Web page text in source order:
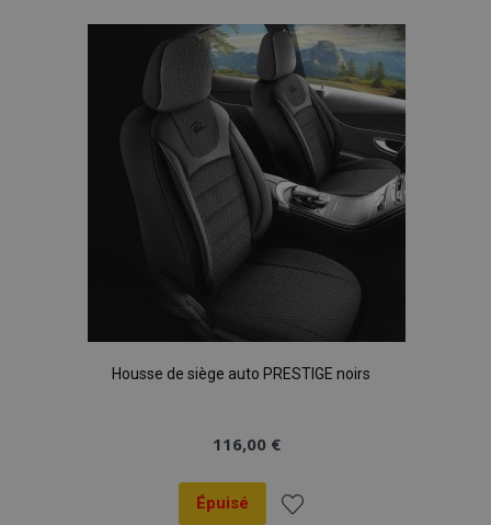
liste
d'achats
Housse de siège auto PRESTIGE noirs
116,00 €
Épuisé